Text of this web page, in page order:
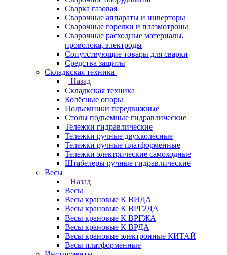
Сварка газовая
Сварочные аппараты и инверторы
Сварочные горелки и плазмотроны
Сварочные расходные материалы,
проволока, электроды
Сопутствующие товары для сварки
Средства защиты
Складкская техника
Назад
Складкская техника
Колёсные опоры
Подъемники передвижные
Столы подъемные гидравлические
Тележки гидравлические
Тележки ручные двухколесные
Тележки ручные платформенные
Тележки электрические самоходные
Штабелеры ручные гидравлические
Весы
Назад
Весы
Весы крановые К ВИДА
Весы крановые К ВРГ2ДА
Весы крановые К ВРГЖА
Весы крановые К ВРДА
Весы крановые электронные КИТАЙ
Весы платформенные